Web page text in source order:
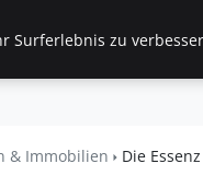
Startseite
& Immobilien Die
Surferlebnis zu